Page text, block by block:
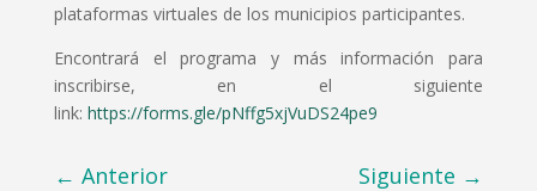
plataformas virtuales de los municipios participantes.
Encontrará el programa y más información para
inscribirse, en el siguiente
link: https://forms.gle/pNffg5xjVuDS24pe9
← Anterior Siguiente →